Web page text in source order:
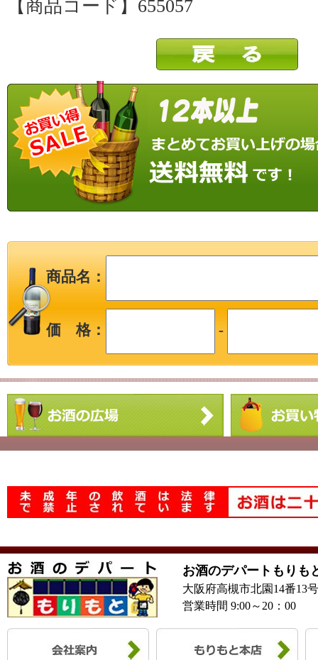
【商品コード】655057
商品名：
価 格： -
お酒のデパートもりも
大阪府高槻市北園14番13
営業時間 9:00～20：00